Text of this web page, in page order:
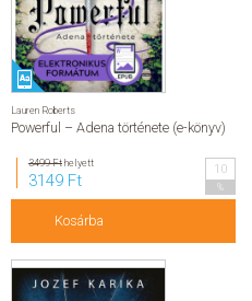
Lauren Roberts
Powerful – Adena története (e-könyv)
3499 Fthelyett
3149 Ft
10
Kosárba